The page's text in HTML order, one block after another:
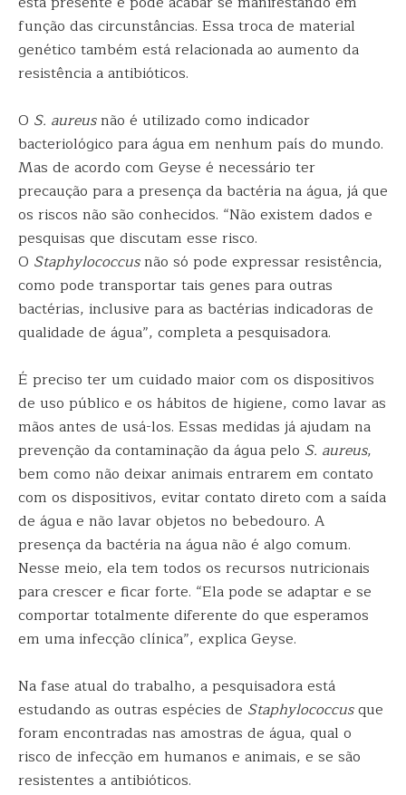
função das circunstâncias. Essa troca de material
genético também está relacionada ao aumento da
resistência a antibióticos.
O S. aureusnão é utilizado como indicador
bacteriológico para água em nenhum país do mundo.
Mas de acordo com Geyse é necessário ter
precaução para a presença da bactéria na água, já que
os riscos não são conhecidos. “Não existem dados e
pesquisas que discutam esse risco.
O Staphylococcusnão só pode expressar resistência,
como pode transportar tais genes para outras
bactérias, inclusive para as bactérias indicadoras de
qualidade de água”, completa a pesquisadora.
É preciso ter um cuidado maior com os dispositivos
de uso público e os hábitos de higiene, como lavar as
mãos antes de usá-los. Essas medidas já ajudam na
prevenção da contaminação da água pelo S. aureus,
bem como não deixar animais entrarem em contato
com os dispositivos, evitar contato direto com a saída
de água e não lavar objetos no bebedouro. A
presença da bactéria na água não é algo comum.
Nesse meio, ela tem todos os recursos nutricionais
para crescer e ficar forte. “Ela pode se adaptar e se
comportar totalmente diferente do que esperamos
em uma infecção clínica”, explica Geyse.
Na fase atual do trabalho, a pesquisadora está
estudando as outras espécies de Staphylococcusque
foram encontradas nas amostras de água, qual o
risco de infecção em humanos e animais, e se são
resistentes a antibióticos.